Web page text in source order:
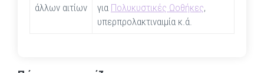
άλλων αιτίων
για Πολυκυστικές Ωοθήκες,
υπερπρολακτιναιμία κ.ά.